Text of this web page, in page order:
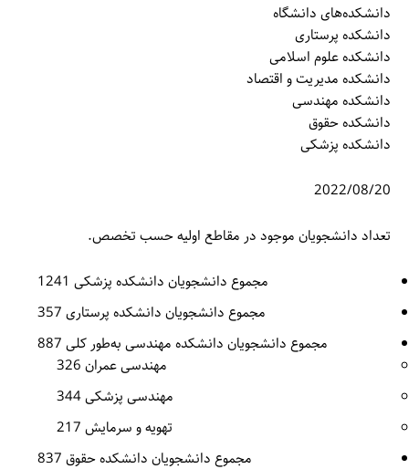
دانشکده‌های دانشگاه
دانشکده پرستاری
دانشکده علوم اسلامی
دانشکده مدیریت و اقتصاد
دانشکده مهندسی
دانشکده حقوق
دانشکده پزشکی
2022/08/20
تعداد دانشجویان موجود در مقاطع اولیه حسب تخصص.
مجموع دانشجویان دانشکده پزشکی 1241
مجموع دانشجویان دانشکده پرستاری 357
مجموع دانشجویان دانشکده مهندسی به‌طور کلی 887
مهندسی عمران 326
مهندسی پزشکی 344
تهویه و سرمایش 217
مجموع دانشجویان دانشکده حقوق 837